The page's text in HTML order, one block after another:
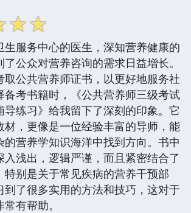
☆☆
生服务中心的医生，深知营养健康的
公众对营养咨询的需求日益增长。
取公共营养师证书，以更好地服务社
备考书籍时，《公共营养师三级考试
导练习》给我留下了深刻的印象。它
材，更像是一位经验丰富的导师，能
的营养学知识海洋中找到方向。书中
入浅出，逻辑严谨，而且紧密结合了
特别是关于常见疾病的营养干预部
到了很多实用的方法和技巧，这对于
有帮助。